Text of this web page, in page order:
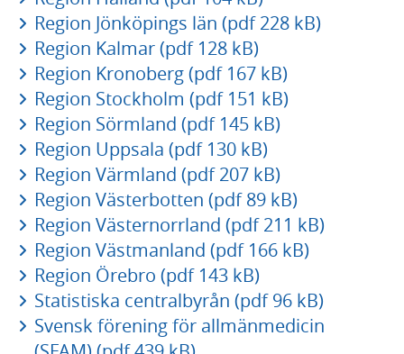
Region Jönköpings län (pdf 228 kB)
Region Kalmar (pdf 128 kB)
Region Kronoberg (pdf 167 kB)
Region Stockholm (pdf 151 kB)
Region Sörmland (pdf 145 kB)
Region Uppsala (pdf 130 kB)
Region Värmland (pdf 207 kB)
Region Västerbotten (pdf 89 kB)
Region Västernorrland (pdf 211 kB)
Region Västmanland (pdf 166 kB)
Region Örebro (pdf 143 kB)
Statistiska centralbyrån (pdf 96 kB)
Svensk förening för allmänmedicin